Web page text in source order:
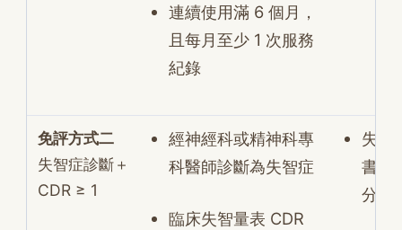
連續使用滿 6 個月，
且每月至少 1 次服務
紀錄
免評方式二
失智症診斷＋
CDR ≥ 1
經神經科或精神科專
科醫師診斷為失智症
臨床失智量表 CDR
失智
書（
分數